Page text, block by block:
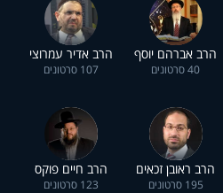
הרב אברהם יוסף
40 סרטונים
הרב אדיר עמרוצי
107 סרטונים
הרב ראובן זכאים
195 סרטונים
הרב חיים פוקס
123 סרטונים